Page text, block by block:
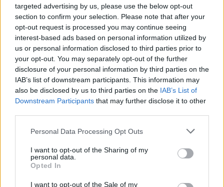
targeted advertising by us, please use the below opt-out
section to confirm your selection. Please note that after your
opt-out request is processed you may continue seeing
interest-based ads based on personal information utilized by
us or personal information disclosed to third parties prior to
your opt-out. You may separately opt-out of the further
disclosure of your personal information by third parties on the
IAB’s list of downstream participants. This information may
also be disclosed by us to third parties on the IAB’s List of
Downstream Participants that may further disclose it to other
Please note that this website/app uses one or more Google
not limited to your visit or usage behaviour. You may click to
grant or deny consent to Google and its third-party tags to
use your data for below specified purposes in below Google
consent section.
Personal Data Processing Opt Outs
I want to opt-out of the Sharing of my
personal data.
Opted In
I want to opt-out of the Sale of my
Χρόνια πολλά γενναίο και δυνατό μου πλάσμα
Να είσαι πάντα γελαστή και αγαπητή από όλο τον
κόσμο, και αν σου στέρησαν τις χαρές της ζωής εσύ
ξέρεις και βρίσκεις άλλες μικρότερες που σε
πολλούς παίρνουν απαρατήρητες.
Θα ‘θελα να ζήσεις πολλά πολλά χρόνια χαρούμενη
με αυτήν την αθώα και καθαρή ψυχή σου που
αγαπάει όλο τον κόσμο!